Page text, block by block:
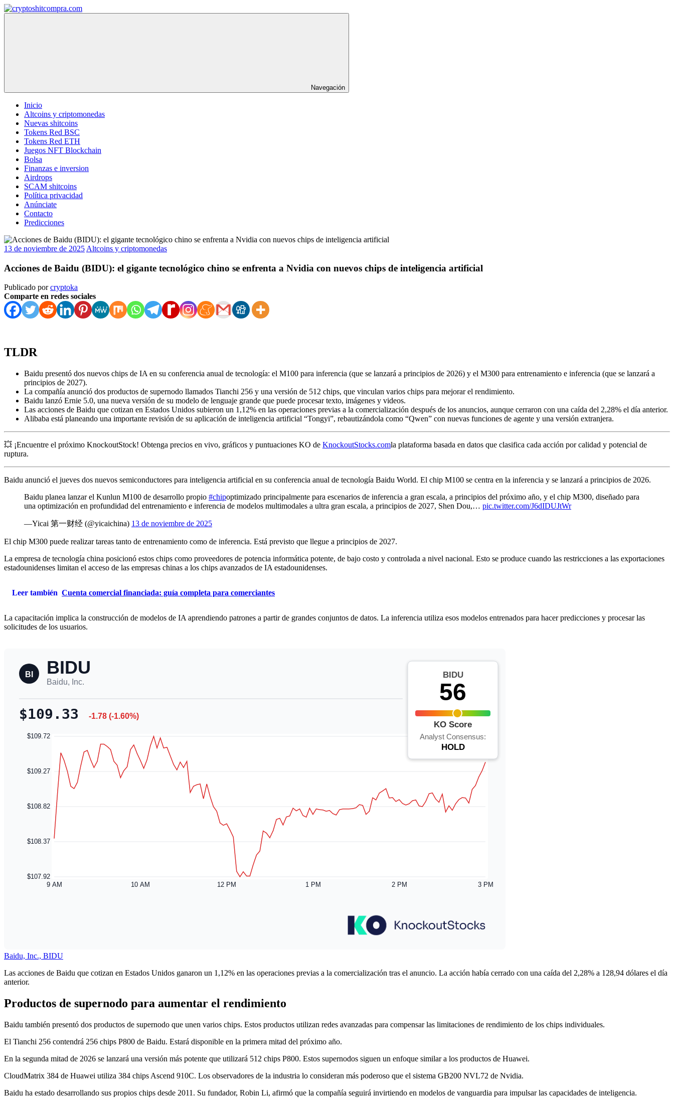
Saltar
al
Navegación
Inicio
Altcoins y criptomonedas
Nuevas shitcoins
Tokens Red BSC
Tokens Red ETH
Juegos NFT Blockchain
Bolsa
Finanzas e inversion
Airdrops
SCAM shitcoins
Política privacidad
Anúnciate
Contacto
Predicciones
13 de noviembre de 2025 Altcoins y criptomonedas
Acciones de Baidu (BIDU): el gigante tecnológico chino se enfrenta a Nvidia con nuevos chips de inteligencia artificial
Publicado porcryptoka
Comparte en redes sociales
TLDR
Baidu presentó dos nuevos chips de IA en su conferencia anual de tecnología: el M100 para inferencia (que se lanzará a principios de 2026) y el M300 para entrenamiento e inferencia (que se lanzará a
principios de 2027).
La compañía anunció dos productos de supernodo llamados Tianchi 256 y una versión de 512 chips, que vinculan varios chips para mejorar el rendimiento.
Baidu lanzó Ernie 5.0, una nueva versión de su modelo de lenguaje grande que puede procesar texto, imágenes y videos.
Las acciones de Baidu que cotizan en Estados Unidos subieron un 1,12% en las operaciones previas a la comercialización después de los anuncios, aunque cerraron con una caída del 2,28% el día anterior.
Alibaba está planeando una importante revisión de su aplicación de inteligencia artificial “Tongyi”, rebautizándola como “Qwen” con nuevas funciones de agente y una versión extranjera.
💥 ¡Encuentre el próximo KnockoutStock! Obtenga precios en vivo, gráficos y puntuaciones KO de KnockoutStocks.comla plataforma basada en datos que clasifica cada acción por calidad y potencial de
ruptura.
Baidu anunció el jueves dos nuevos semiconductores para inteligencia artificial en su conferencia anual de tecnología Baidu World. El chip M100 se centra en la inferencia y se lanzará a principios de 2026.
Baidu planea lanzar el Kunlun M100 de desarrollo propio #chipoptimizado principalmente para escenarios de inferencia a gran escala, a principios del próximo año, y el chip M300, diseñado para
una optimización en profundidad del entrenamiento e inferencia de modelos multimodales a ultra gran escala, a principios de 2027, Shen Dou,… pic.twitter.com/J6dIDUJtWr
—Yicai 第一财经 (@yicaichina) 13 de noviembre de 2025
El chip M300 puede realizar tareas tanto de entrenamiento como de inferencia. Está previsto que llegue a principios de 2027.
La empresa de tecnología china posicionó estos chips como proveedores de potencia informática potente, de bajo costo y controlada a nivel nacional. Esto se produce cuando las restricciones a las exportaciones
estadounidenses limitan el acceso de las empresas chinas a los chips avanzados de IA estadounidenses.
Leer también Cuenta comercial financiada: guía completa para comerciantes
La capacitación implica la construcción de modelos de IA aprendiendo patrones a partir de grandes conjuntos de datos. La inferencia utiliza esos modelos entrenados para hacer predicciones y procesar las
solicitudes de los usuarios.
Baidu, Inc., BIDU
Las acciones de Baidu que cotizan en Estados Unidos ganaron un 1,12% en las operaciones previas a la comercialización tras el anuncio. La acción había cerrado con una caída del 2,28% a 128,94 dólares el día
anterior.
Productos de supernodo para aumentar el rendimiento
Baidu también presentó dos productos de supernodo que unen varios chips. Estos productos utilizan redes avanzadas para compensar las limitaciones de rendimiento de los chips individuales.
El Tianchi 256 contendrá 256 chips P800 de Baidu. Estará disponible en la primera mitad del próximo año.
En la segunda mitad de 2026 se lanzará una versión más potente que utilizará 512 chips P800. Estos supernodos siguen un enfoque similar a los productos de Huawei.
CloudMatrix 384 de Huawei utiliza 384 chips Ascend 910C. Los observadores de la industria lo consideran más poderoso que el sistema GB200 NVL72 de Nvidia.
Baidu ha estado desarrollando sus propios chips desde 2011. Su fundador, Robin Li, afirmó que la compañía seguirá invirtiendo en modelos de vanguardia para impulsar las capacidades de inteligencia.